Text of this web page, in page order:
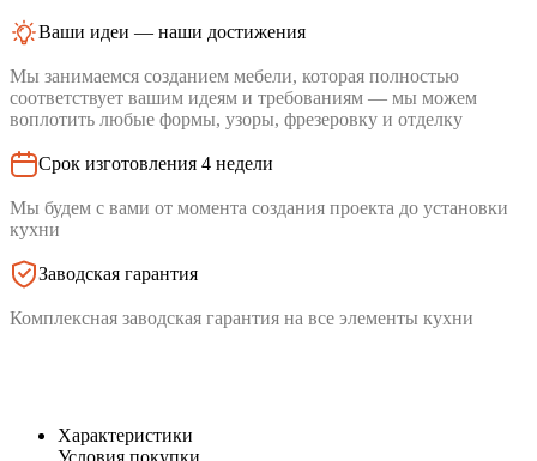
Ваши идеи — наши достижения
Мы занимаемся созданием мебели, которая полностью
соответствует вашим идеям и требованиям — мы можем
воплотить любые формы, узоры, фрезеровку и отделку
Срок изготовления 4 недели
Мы будем с вами от момента создания проекта до установки
кухни
Заводская гарантия
Комплексная заводская гарантия на все элементы кухни
Характеристики